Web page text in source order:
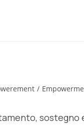
/
sostegno